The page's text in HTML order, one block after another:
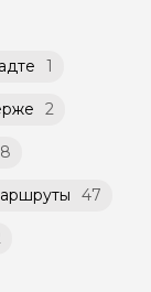
1
2
47